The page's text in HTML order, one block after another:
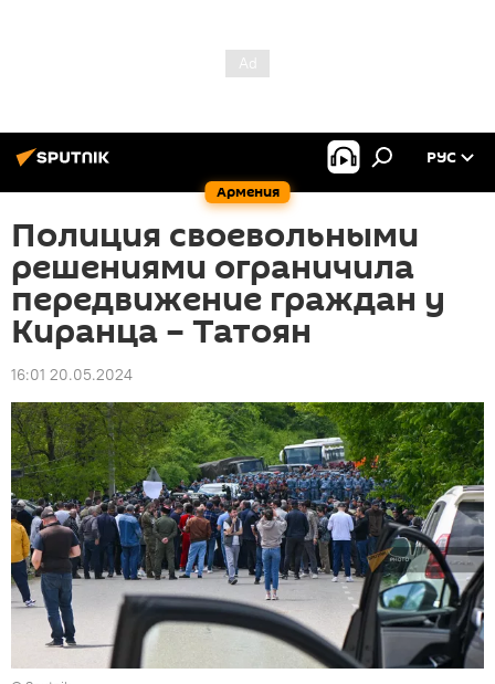
Армения
РУС
Полиция своевольными
решениями ограничила
передвижение граждан у
Киранца – Татоян
16:01 20.05.2024